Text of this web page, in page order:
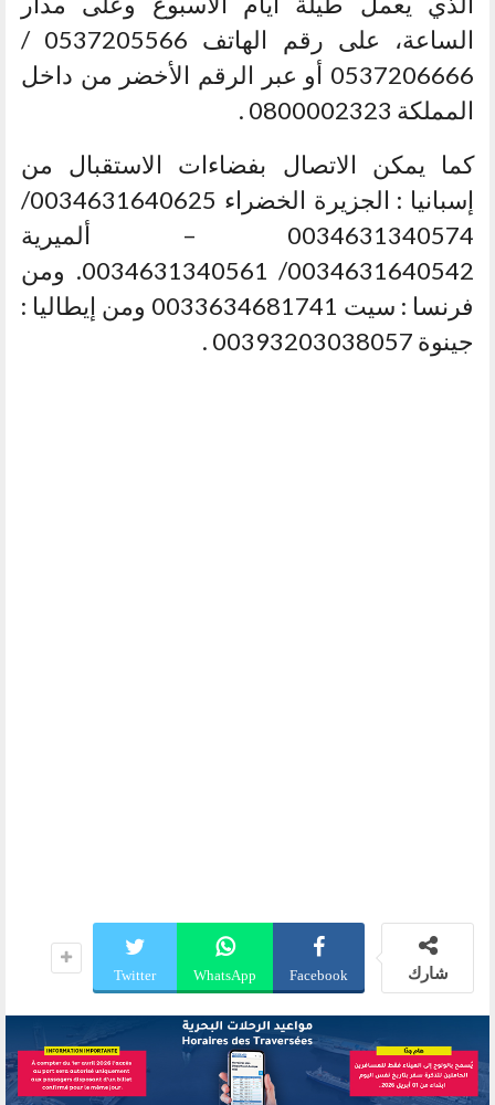
الساعة، على رقم الهاتف 0537205566 /
0537206666 أو عبر الرقم الأخضر من داخل
المملكة 0800002323 .
كما يمكن الاتصال بفضاءات الاستقبال من
إسبانيا : الجزيرة الخضراء 0034631640625/
0034631340574 – ألميرية
0034631640542/ 0034631340561. ومن
فرنسا : سيت 0033634681741 ومن إيطاليا :
جينوة 00393203038057 .
شارك Facebook
WhatsApp
Twitter